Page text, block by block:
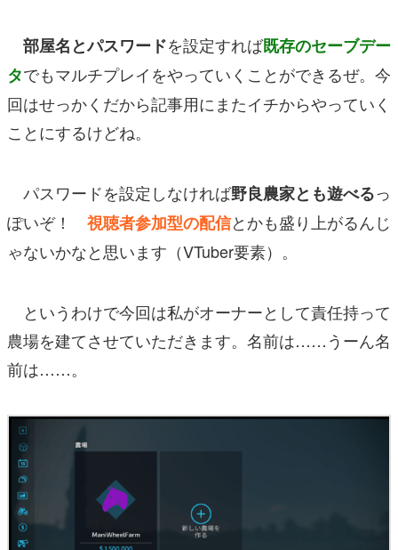
部屋名とパスワードを設定すれば既存のセーブデー
タでもマルチプレイをやっていくことができるぜ。今
回はせっかくだから記事用にまたイチからやっていく
ことにするけどね。
パスワードを設定しなければ野良農家とも遊べるっ
ぽいぞ！ 視聴者参加型の配信とかも盛り上がるんじ
ゃないかなと思います（VTuber要素）。
というわけで今回は私がオーナーとして責任持って
農場を建てさせていただきます。名前は……うーん名
前は……。